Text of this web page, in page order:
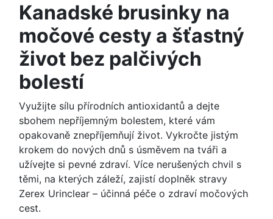
Kanadské brusinky na
močové cesty a šťastný
život bez palčivých
bolestí
Využijte sílu přírodních antioxidantů a dejte
sbohem nepříjemným bolestem, které vám
opakovaně znepříjemňují život. Vykročte jistým
krokem do nových dnů s úsměvem na tváři a
užívejte si pevné zdraví. Více nerušených chvil s
těmi, na kterých záleží, zajistí doplněk stravy
Zerex Urinclear – účinná péče o zdraví močových
cest.